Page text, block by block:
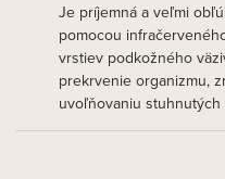
Je príjemná a veľmi
pomocou
vrstiev podkožného
prekrvenie organizmu,
uvoľňovaniu stuhnutých